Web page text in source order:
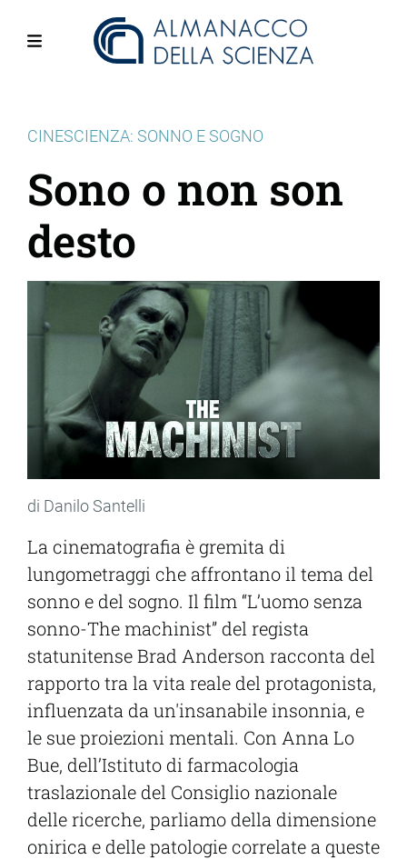
CINESCIENZA: SONNO E SOGNO
Sono o non son
desto
di Danilo Santelli
La cinematografia è gremita di
lungometraggi che affrontano il tema del
sonno e del sogno. Il film “L’uomo senza
sonno-The machinist” del regista
statunitense Brad Anderson racconta del
rapporto tra la vita reale del protagonista,
influenzata da un'insanabile insonnia, e
le sue proiezioni mentali. Con Anna Lo
Bue, dell’Istituto di farmacologia
traslazionale del Consiglio nazionale
delle ricerche, parliamo della dimensione
onirica e delle patologie correlate a queste